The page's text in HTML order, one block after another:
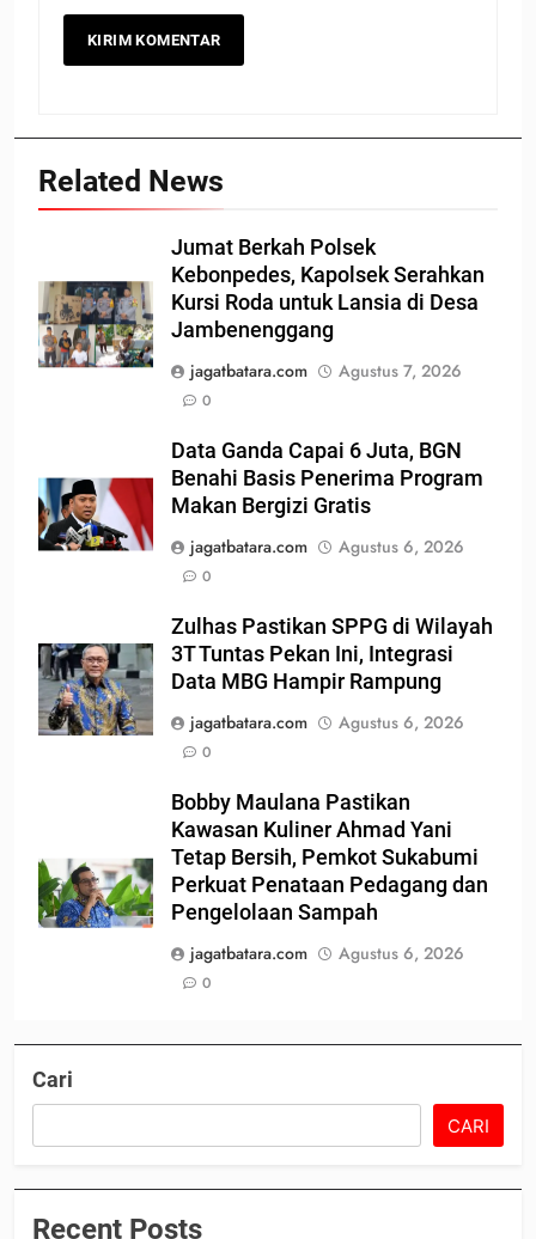
Related News
Jumat Berkah Polsek
Kebonpedes, Kapolsek Serahkan
Kursi Roda untuk Lansia di Desa
Jambenenggang
jagatbatara.com
Agustus 7, 2026
0
Data Ganda Capai 6 Juta, BGN
Benahi Basis Penerima Program
Makan Bergizi Gratis
jagatbatara.com
Agustus 6, 2026
0
Zulhas Pastikan SPPG di Wilayah
3T Tuntas Pekan Ini, Integrasi
Data MBG Hampir Rampung
jagatbatara.com
Agustus 6, 2026
0
Bobby Maulana Pastikan
Kawasan Kuliner Ahmad Yani
Tetap Bersih, Pemkot Sukabumi
Perkuat Penataan Pedagang dan
Pengelolaan Sampah
jagatbatara.com
Agustus 6, 2026
0
Cari
CARI
Recent Posts